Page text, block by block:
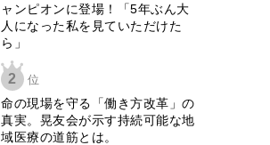
ャンピオンに登場！「5年ぶん大
人になった私を見ていただけた
ら」
2 位
​命の現場を守る「働き方改革」の
真実。晃友会が示す持続可能な地
域医療の道筋とは。